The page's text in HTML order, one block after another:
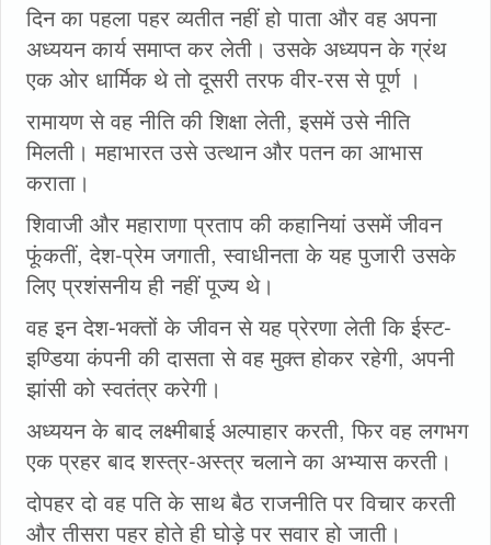
दिन का पहला पहर व्यतीत नहीं हो पाता और वह अपना
अध्ययन कार्य समाप्त कर लेती। उसके अध्यपन के ग्रंथ
एक ओर धार्मिक थे तो दूसरी तरफ वीर-रस से पूर्ण ।
रामायण से वह नीति की शिक्षा लेती, इसमें उसे नीति
मिलती। महाभारत उसे उत्थान और पतन का आभास
कराता।
शिवाजी और महाराणा प्रताप की कहानियां उसमें जीवन
फूंकतीं, देश-प्रेम जगाती, स्वाधीनता के यह पुजारी उसके
लिए प्रशंसनीय ही नहीं पूज्य थे।
वह इन देश-भक्तों के जीवन से यह प्रेरणा लेती कि ईस्ट-
इण्डिया कंपनी की दासता से वह मुक्त होकर रहेगी, अपनी
झांसी को स्वतंत्र करेगी।
अध्ययन के बाद लक्ष्मीबाई अल्पाहार करती, फिर वह लगभग
एक प्रहर बाद शस्त्र-अस्त्र चलाने का अभ्यास करती।
दोपहर दो वह पति के साथ बैठ राजनीति पर विचार करती
और तीसरा पहर होते ही घोड़े पर सवार हो जाती।